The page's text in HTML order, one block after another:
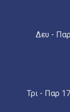
Δευ -
Τρι - Παρ